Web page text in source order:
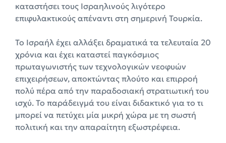
καταστήσει τους Ισραηλινούς λιγότερο
επιφυλακτικούς απέναντι στη σημερινή Τουρκία.
Το Ισραήλ έχει αλλάξει δραματικά τα τελευταία 20
χρόνια και έχει καταστεί παγκόσμιος
πρωταγωνιστής των τεχνολογικών νεοφυών
επιχειρήσεων, αποκτώντας πλούτο και επιρροή
πολύ πέρα από την παραδοσιακή στρατιωτική του
ισχύ. Το παράδειγμά του είναι διδακτικό για το τι
μπορεί να πετύχει μία μικρή χώρα με τη σωστή
πολιτική και την απαραίτητη εξωστρέφεια.